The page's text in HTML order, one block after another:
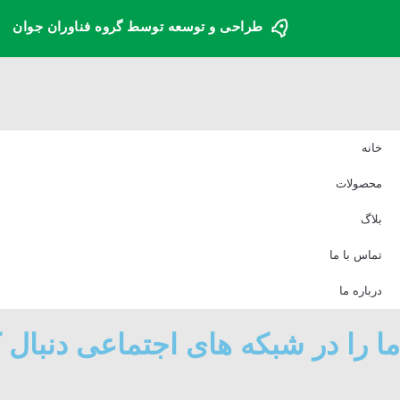
طراحی و توسعه توسط گروه فناوران جوان
خانه
محصولات
بلاگ
تماس با ما
درباره ما
ما را در شبکه های اجتماعی دنبال